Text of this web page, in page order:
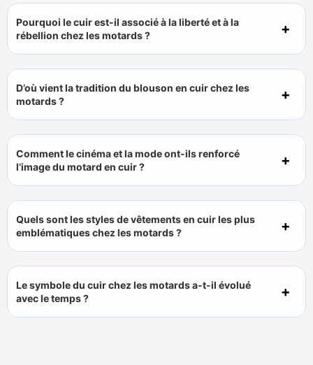
Pourquoi le cuir est-il associé à la liberté et à la
rébellion chez les motards ?
D’où vient la tradition du blouson en cuir chez les
motards ?
Comment le cinéma et la mode ont-ils renforcé
l’image du motard en cuir ?
Quels sont les styles de vêtements en cuir les plus
emblématiques chez les motards ?
Le symbole du cuir chez les motards a-t-il évolué
avec le temps ?